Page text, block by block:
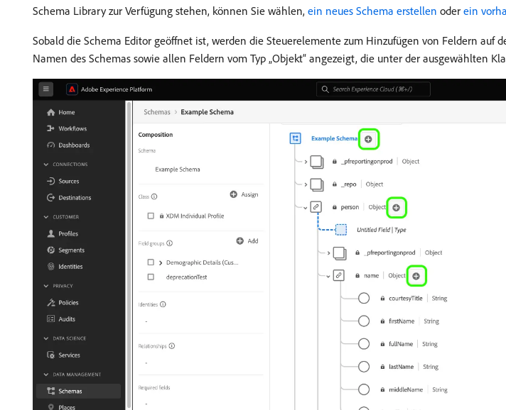
Schema Library zur Verfügung stehen, können Sie wählen, ein neues Schema erstellen oder ein
Sobald die Schema Editor geöffnet ist, werden die Steuerelemente zum Hinzufügen von Feldern auf
Namen des Schemas sowie allen Feldern vom Typ „Objekt“ angezeigt, die unter der ausgewählten